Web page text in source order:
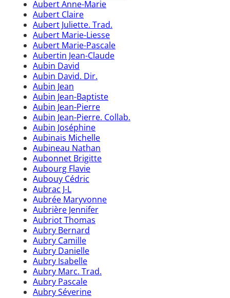
Aubert Anne-Marie
Aubert Claire
Aubert Juliette. Trad.
Aubert Marie-Liesse
Aubert Marie-Pascale
Aubertin Jean-Claude
Aubin David
Aubin David. Dir.
Aubin Jean
Aubin Jean-Baptiste
Aubin Jean-Pierre
Aubin Jean-Pierre. Collab.
Aubin Joséphine
Aubinais Michelle
Aubineau Nathan
Aubonnet Brigitte
Aubourg Flavie
Aubouy Cédric
Aubrac J-L
Aubrée Maryvonne
Aubrière Jennifer
Aubriot Thomas
Aubry Bernard
Aubry Camille
Aubry Danielle
Aubry Isabelle
Aubry Marc. Trad.
Aubry Pascale
Aubry Séverine